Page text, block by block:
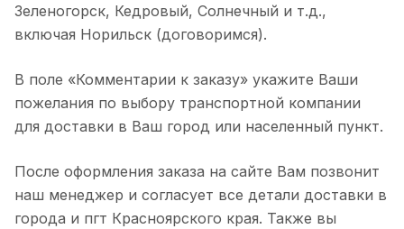
Зеленогорск, Кедровый, Солнечный и т.д.,
включая Норильск (договоримся).
В поле «Комментарии к заказу» укажите Ваши
пожелания по выбору транспортной компании
для доставки в Ваш город или населенный пункт.
После оформления заказа на сайте Вам позвонит
наш менеджер и согласует все детали доставки в
города и пгт Красноярского края. Также вы